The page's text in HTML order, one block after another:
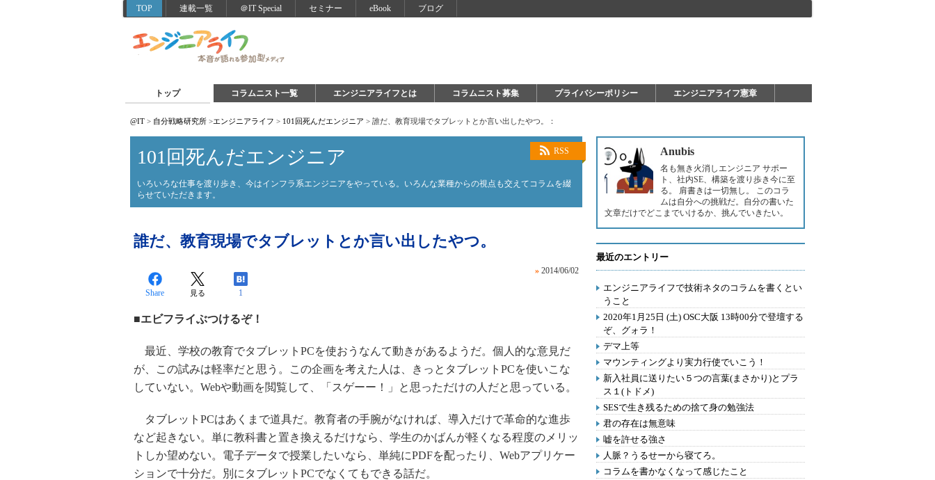
TOP 連載一覧 ＠IT Special セミナー eBook ブログ
トップ コラムニスト一覧 エンジニアライフとは コラムニスト募集 プライバシーポリシー エンジニアライフ憲章
@IT > 自分戦略研究所 >エンジニアライフ > 101回死んだエンジニア > 誰だ、教育現場でタブレットとか言い出したやつ。：
RSS
101回死んだエンジニア
いろいろな仕事を渡り歩き、今はインフラ系エンジニアをやっている。いろんな業種からの視点も交えてコラムを綴
らせていただきます。
誰だ、教育現場でタブレットとか言い出したやつ。
» 2014/06/02
Share 見る 1
■エビフライぶつけるぞ！
最近、学校の教育でタブレットPCを使おうなんて動きがあるようだ。個人的な意見だ
が、この試みは軽率だと思う。この企画を考えた人は、きっとタブレットPCを使いこな
していない。Webや動画を閲覧して、「スゲーー！」と思っただけの人だと思っている。
タブレットPCはあくまで道具だ。教育者の手腕がなければ、導入だけで革命的な進歩
など起きない。単に教科書と置き換えるだけなら、学生のかばんが軽くなる程度のメリッ
トしか望めない。電子データで授業したいなら、単純にPDFを配ったり、Webアプリケー
ションで十分だ。別にタブレットPCでなくてもできる話だ。
Anubis
名も無き火消しエンジニア サポー
ト、社内SE、構築を渡り歩き今に至
る。 肩書きは一切無し。 このコラ
ムは自分への挑戦だ。自分の書いた
文章だけでどこまでいけるか、挑んでいきたい。
最近のエントリー
エンジニアライフで技術ネタのコラムを書くとい
うこと
2020年1月25日 (土) OSC大阪 13時00分で登壇する
ぞ、グォラ！
デマ上等
マウンティングより実力行使でいこう！
新入社員に送りたい５つの言葉(まさかり)とプラ
ス１(トドメ)
SESで生き残るための捨て身の勉強法
君の存在は無意味
嘘を許せる強さ
人脈？うるせーから寝てろ。
コラムを書かなくなって感じたこと